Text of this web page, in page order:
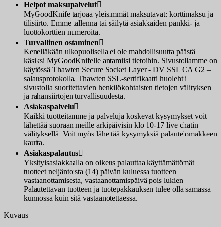
Helpot maksupalvelut
MyGoodKnife tarjoaa yleisimmät maksutavat: korttimaksu ja
tilisiirto. Emme tallenna tai säilytä asiakkaiden pankki- ja
luottokorttien numeroita.
Turvallinen ostaminen
Kenelläkään ulkopuolisella ei ole mahdollisuutta päästä
käsiksi MyGoodKnifelle antamiisi tietoihin. Sivustollamme on
käytössä Thawten Secure Socket Layer - DV SSL CA G2 –
salausprotokolla. Thawten SSL-sertifikaatti huolehtii
sivustolla suoritettavien henkilökohtaisten tietojen välityksen
ja rahansiirtojen turvallisuudesta.
Asiakaspalvelu
Kaikki tuotteitamme ja palveluja koskevat kysymykset voit
lähettää suoraan meille arkipäivisin klo 10-17 live chatin
välityksellä. Voit myös lähettää kysymyksiä palautelomakkeen
kautta.
Asiakaspalautus
Yksityisasiakkaalla on oikeus palauttaa käyttämättömät
tuotteet neljäntoista (14) päivän kuluessa tuotteen
vastaanottamisesta, vastaanottamispäivä pois lukien.
Palautettavan tuotteen ja tuotepakkauksen tulee olla samassa
kunnossa kuin sitä vastaanotettaessa.
Kuvaus